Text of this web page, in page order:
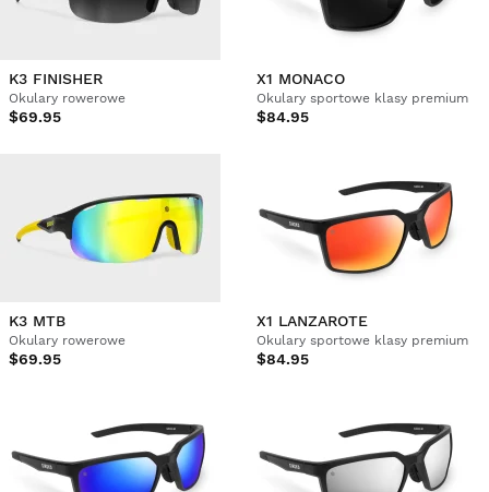
K3 FINISHER
Okulary rowerowe
$69.95
X1 MONACO
Okulary sportowe klasy premium
$84.95
K3 MTB
Okulary rowerowe
$69.95
X1 LANZAROTE
Okulary sportowe klasy premium
$84.95